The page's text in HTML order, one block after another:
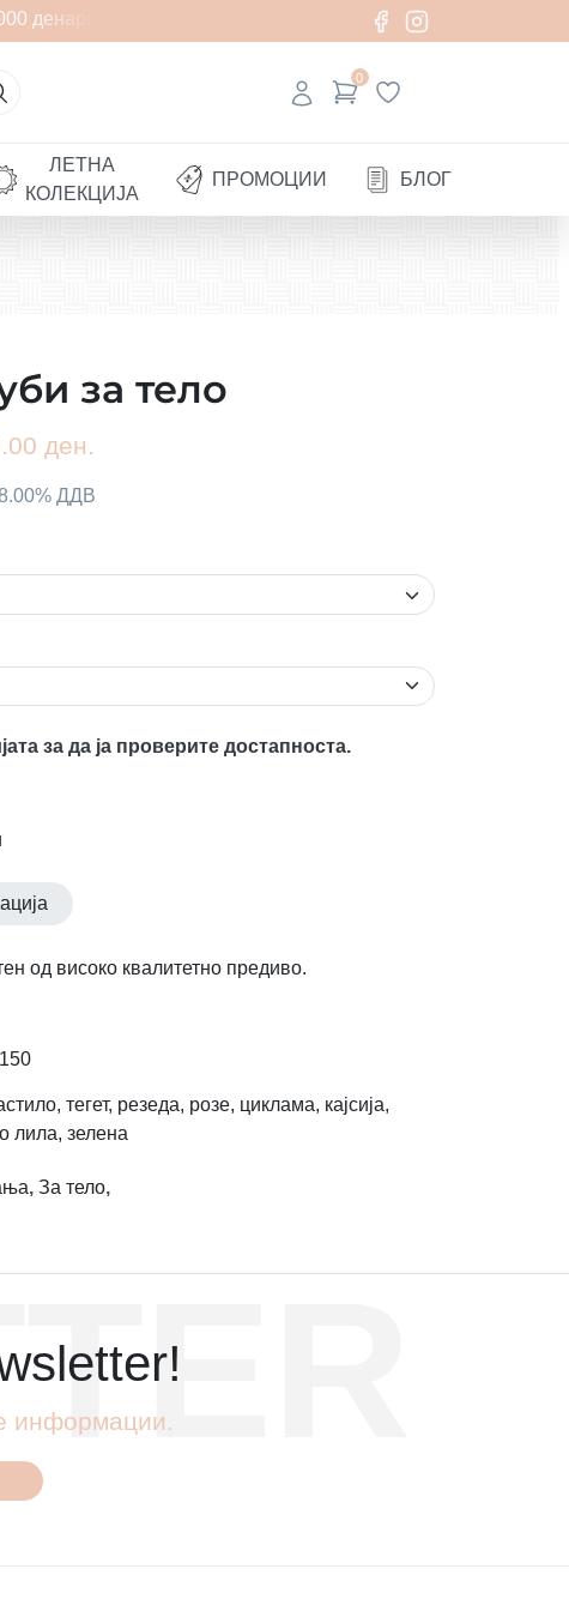
денари
0
ЛЕТНА
КОЛЕКЦИЈА
ПРОМОЦИИ БЛОГ
за тело
ден.
ДДВ
за да ја проверите достапноста.
од високо квалитетно предиво.
тегет, резеда, розе, циклама, кајсија,
лила, зелена
, За тело,
информации.